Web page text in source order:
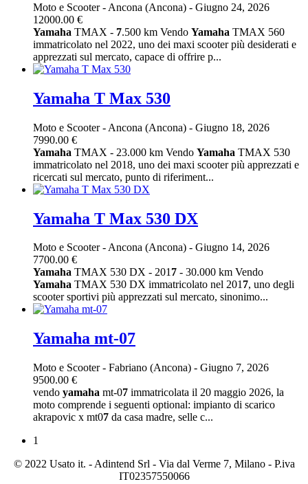
Moto e Scooter- Ancona (Ancona) - Giugno 24, 2026
12000.00 €
Yamaha TMAX - 7.500 km Vendo Yamaha TMAX 560
immatricolato nel 2022, uno dei maxi scooter più desiderati e
apprezzati sul mercato, capace di offrire p...
Yamaha T Max 530
Moto e Scooter- Ancona (Ancona) - Giugno 18, 2026
7990.00 €
Yamaha TMAX - 23.000 km Vendo Yamaha TMAX 530
immatricolato nel 2018, uno dei maxi scooter più apprezzati e
ricercati sul mercato, punto di riferiment...
Yamaha T Max 530 DX
Moto e Scooter-Ancona (Ancona) - Giugno 14, 2026
7700.00 €
Yamaha TMAX 530 DX - 2017 - 30.000 km Vendo
Yamaha TMAX 530 DX immatricolato nel 2017, uno degli
scooter sportivi più apprezzati sul mercato, sinonimo...
Yamaha mt-07
Moto e Scooter- Fabriano (Ancona) - Giugno 7, 2026
9500.00 €
vendo yamaha mt-07 immatricolata il 20 maggio 2026, la
moto comprende i seguenti optional: impianto di scarico
akrapovic x mt07 da casa madre, selle c...
1
© 2022 Usato it. - Adintend Srl - Via dal Verme 7, Milano - P.iva
IT02357550066